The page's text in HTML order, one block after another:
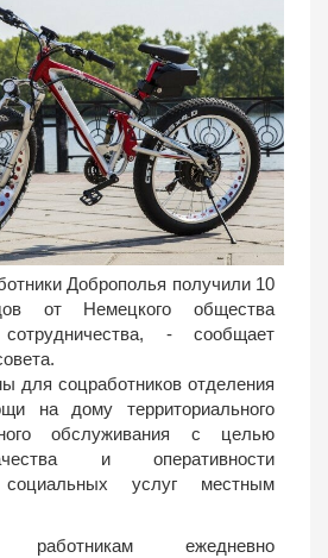
Доброполья получили 10
от Немецкого общества
сотрудничества, - сообщает
для соцработников отделения
на дому территориального
обслуживания с целью
и оперативности
социальных услуг местным
работникам ежедневно